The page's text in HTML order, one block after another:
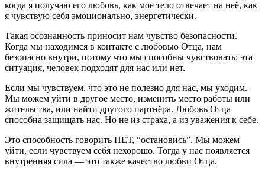
когда я получаю его любовь, как мое тело отвечает на неё, как
я чувствую себя эмоционально, энергетически.
Такая осознанность приносит нам чувство безопасности.
Когда мы находимся в контакте с любовью Отца, нам
безопасно внутри, потому что мы способны чувствовать: эта
ситуация, человек подходят для нас или нет.
Если мы чувствуем, что это не полезно для нас, мы уходим.
Мы можем уйти в другое место, изменить место работы или
жительства, или найти другого партнёра. Любовь Отца
способна защищать нас. Но не из страха, а из уважения к себе.
Это способность говорить НЕТ, “остановись”. Мы можем
уйти, если чувствуем себя нехорошо. Тогда у нас появляется
внутренняя сила — это также качество любви Отца.